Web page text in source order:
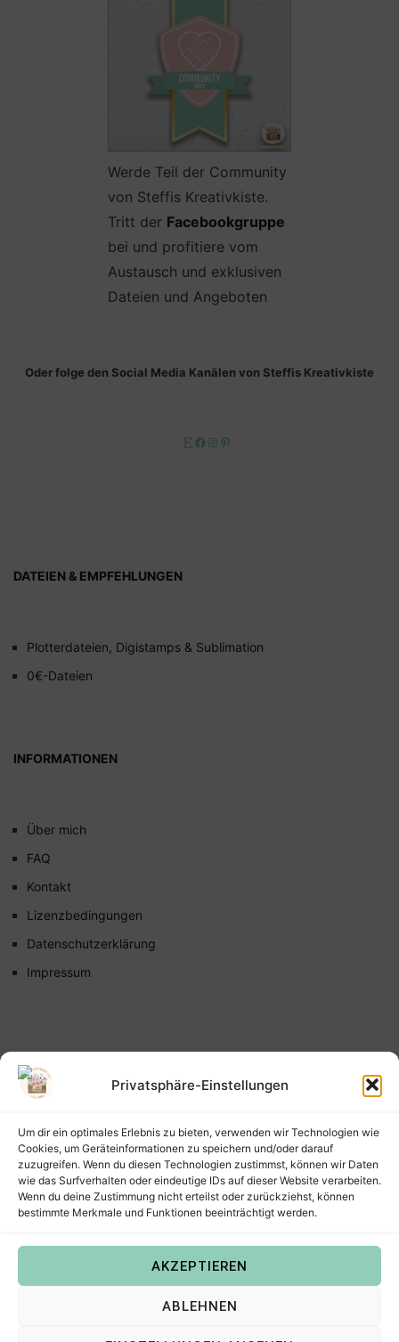
Privatsphäre-Einstellungen
Um dir ein optimales Erlebnis zu bieten, verwenden wir Technologien wie
Cookies, um Geräteinformationen zu speichern und/oder darauf
zuzugreifen. Wenn du diesen Technologien zustimmst, können wir Daten
wie das Surfverhalten oder eindeutige IDs auf dieser Website verarbeiten.
Wenn du deine Zustimmung nicht erteilst oder zurückziehst, können
bestimmte Merkmale und Funktionen beeinträchtigt werden.
AKZEPTIEREN
ABLEHNEN
Werde Teil der Community
von Steffis Kreativkiste.
Tritt der Facebookgruppe
bei und profitiere vom
Austausch und exklusiven
Dateien und Angeboten
Oder folge den Social Media Kanälen von Steffis Kreativkiste
EtsyFacebook
Instagram
DATEIEN & EMPFEHLUNGEN
Plotterdateien, Digistamps & Sublimation
0€-Dateien
INFORMATIONEN
Über mich
FAQ
Kontakt
Lizenzbedingungen
Datenschutzerklärung
Impressum
Copyright © 2022Steffis Kreativkiste – Plotterdateien,
Digistamps und Freebies in SVG, PNG, DXF, EPS & PDF